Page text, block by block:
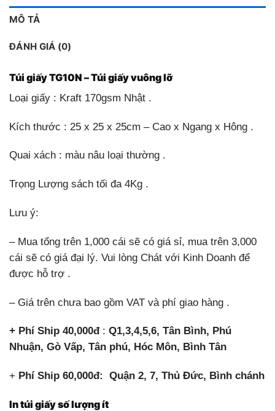
MÔ TẢ
ĐÁNH GIÁ (0)
Túi giấy TG10N – Túi giấy vuông lỡ
Loại giấy : Kraft 170gsm Nhật .
Kích thước : 25 x 25 x 25cm – Cao x Ngang x Hông .
Quai xách : màu nâu loại thường .
Trọng Lượng sách tối đa 4Kg .
Lưu ý:
– Mua tổng trên 1,000 cái sẽ có giá sỉ, mua trên 3,000
cái sẽ có giá đại lý. Vui lòng Chát với Kinh Doanh để
được hỗ trợ .
– Giá trên chưa bao gồm VAT và phí giao hàng .
+ Phí Ship 40,000đ: Q1,3,4,5,6, Tân Bình, Phú
Nhuận, Gò Vấp, Tân phú, Hóc Môn, Bình Tân
+ Phí Ship 60,000đ: Quận 2, 7, Thủ Đức, Bình chánh
In túi giấy số lượng ít